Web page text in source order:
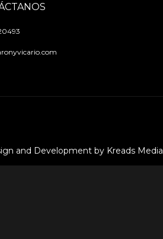
and Development by Kreads Media